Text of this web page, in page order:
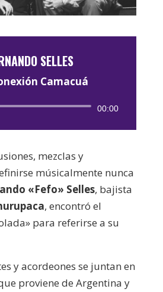
SELLES
Camacuá
Reproductor
00:00
mezclas y
músicalmente nunca
«Fefo» Selles, bajista
, encontró el
para referirse a su
y acordeones se juntan en
proviene de Argentina y